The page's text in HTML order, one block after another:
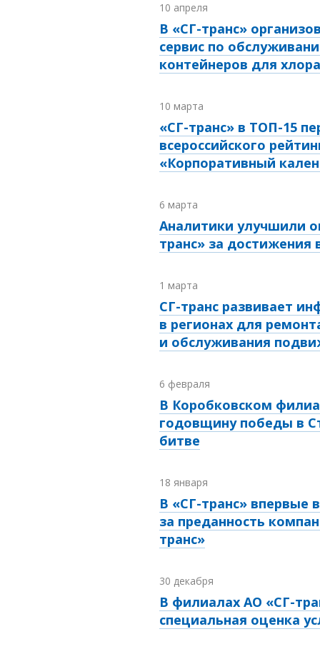
10 апреля
В «СГ-транс»
сервис по
контейнеров для хлора
10 марта
«СГ-транс» в ТОП-15
всероссийского
«Корпоративный
6 марта
Аналитики улучшили
транс» за достижения
1 марта
СГ-транс развивает
в регионах для
и обслуживания
6 февраля
В Коробковском
годовщину победы в
битве
18 января
В «СГ-транс» впервые
за преданность
транс»
30 декабря
В филиалах АО «СГ-
специальная оценка